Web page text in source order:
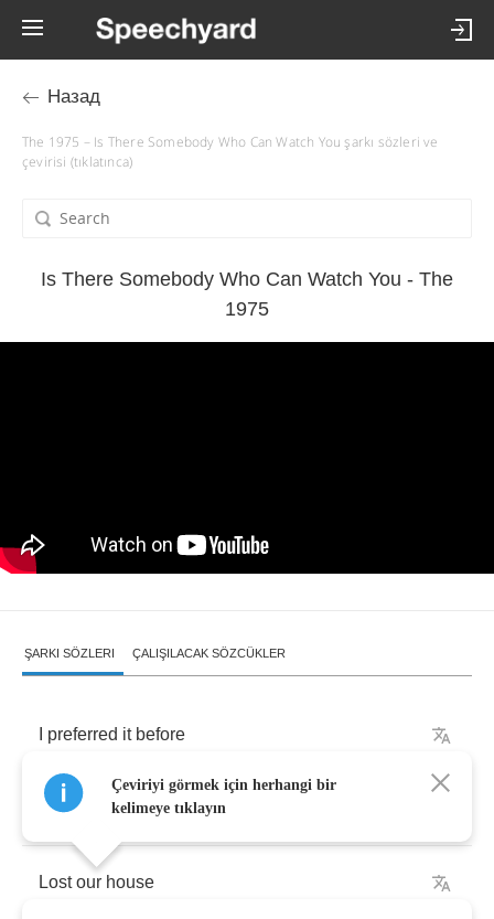
Назад
The 1975 – Is There Somebody Who Can Watch You şarkı sözleri ve
çevirisi (tıklatınca)
Is There Somebody Who Can Watch You - The
1975
ŞARKI SÖZLERI ÇALIŞILACAK SÖZCÜKLER
preferred it before
We should ring dad more
Lost our house
Çeviriyi görmek için herhangi bir
kelimeye tıklayın